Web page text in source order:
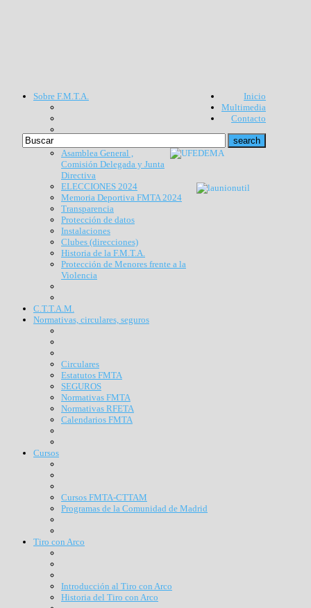
Inicio
Multimedia
Contacto
Sobre F.M.T.A.
Asamblea General ,
Comisión Delegada y Junta
Directiva
ELECCIONES 2024
Memoria Deportiva FMTA 2024
Transparencia
Protección de datos
Instalaciones
Clubes (direcciones)
Historia de la F.M.T.A.
Protección de Menores frente a la
Violencia
C.T.T.A.M.
Normativas, circulares, seguros
Circulares
Estatutos FMTA
SEGUROS
Normativas FMTA
Normativas RFETA
Calendarios FMTA
Cursos
Cursos FMTA-CTTAM
Programas de la Comunidad de Madrid
Tiro con Arco
Introducción al Tiro con Arco
Historia del Tiro con Arco